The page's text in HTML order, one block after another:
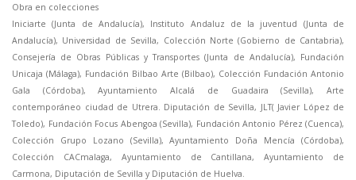
Obra en colecciones
Iniciarte (Junta de Andalucía), Instituto Andaluz de la juventud (Junta de
Andalucía), Universidad de Sevilla, Colección Norte (Gobierno de Cantabria),
Consejería de Obras Públicas y Transportes (Junta de Andalucía), Fundación
Unicaja (Málaga), Fundación Bilbao Arte (Bilbao), Colección Fundación Antonio
Gala (Córdoba), Ayuntamiento Alcalá de Guadaira (Sevilla), Arte
contemporáneo ciudad de Utrera. Diputación de Sevilla, JLT( Javier López de
Toledo), Fundación Focus Abengoa (Sevilla), Fundación Antonio Pérez (Cuenca),
Colección Grupo Lozano (Sevilla), Ayuntamiento Doña Mencía (Córdoba),
Colección CACmalaga, Ayuntamiento de Cantillana, Ayuntamiento de
Carmona, Diputación de Sevilla y Diputación de Huelva.